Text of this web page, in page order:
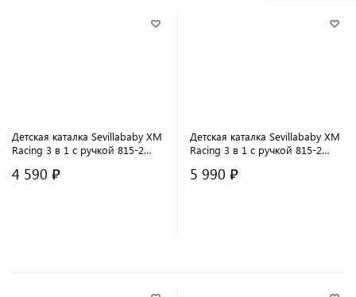
Детская каталка Sevillababy XM
Racing 3 в 1 с ручкой 815-2
4 590 ₽
Детская каталка Sevillababy XM
Racing 3 в 1 с ручкой 815-2
5 990 ₽